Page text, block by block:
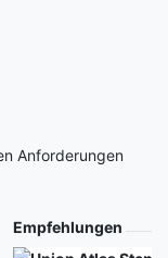
Anforderungen
Empfehlungen